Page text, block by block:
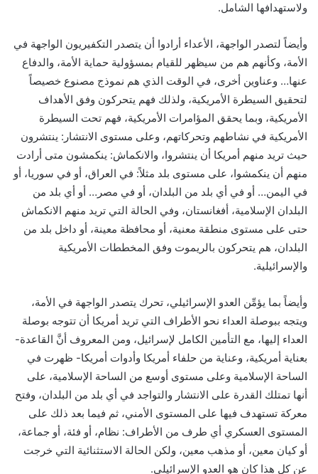
ولاستهدافها الشامل.
وأيضاً لتصدر الواجهة، الأعداء أرادوا أن يتصدر التكفيريون الواجهة في
الأمة، وكأنهم هم من سيظهر للقيام بمسؤولية حماية الأمة، والدفاع
عنها… وعناوين أخرى، في الوقت الذي هم نموذج مصنوع خصيصاً
لتحقيق السيطرة الأمريكية، ولذلك فهم يتحركون وفق الأهداف
الأمريكية، وبما يحقق المؤامرات الأمريكية، فهم تحت السيطرة
الأمريكية في نشاطهم وتحركاتهم، وعلى مستوى الانتشار: ينتشرون
حيث تريد منهم أمريكا أن ينتشروا، والانكماش: ينكمشون متى أرادت
منهم أن ينكمشوا، على مستوى بلد مثلاً: في العراق، أو في سوريا، أو
في اليمن… أو في أي بلد من البلدان، أو في مصر… أو أي بلد من
البلدان الإسلامية، أفغانستان، وفي الحالة التي تريد منهم الانكماش
حتى على مستوى منطقة معنية، أو محافظة معينة، أو داخل بلد من
البلدان، هم يتحركون بالريموت وفق المخططات الأمريكية
والإسرائيلية.
وأيضاً بما يؤمِّن العدو الإسرائيلي، تحرك يتصدر الواجهة في الأمة،
ويتجه ببوصلة العداء نحو الأطراف التي تريد أمريكا أن تتوجه بوصلة
العداء إليها، مع التأمين الكامل لإسرائيل، ومن المعروف أنَّ القاعدة-
بعناية أمريكية، وعناية من حلفاء أمريكا وأدوات أمريكا- ظهرت في
الساحة الإسلامية وعلى مستوى أوسع من الساحة الإسلامية، على
أنها تمتلك القدرة على الانتشار والتواجد في أي بلد من البلدان، وفتح
معركة تستهدف فيها على المستوى الأمني، ثم فيما بعد ذلك على
المستوى العسكري أي طرف من الأطراف: نظام، أو فئة، أو جماعة،
أو كيان معين، أو مذهب معين، ولكن الحالة الاستثنائية التي خرجت
عن كل هذا كان هو العدو الإسرائيلي.